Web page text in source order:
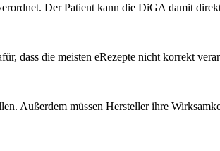
Der Patient kann die DiGA damit
dass die meisten eRezepte nicht korrekt
Außerdem müssen Hersteller ihre